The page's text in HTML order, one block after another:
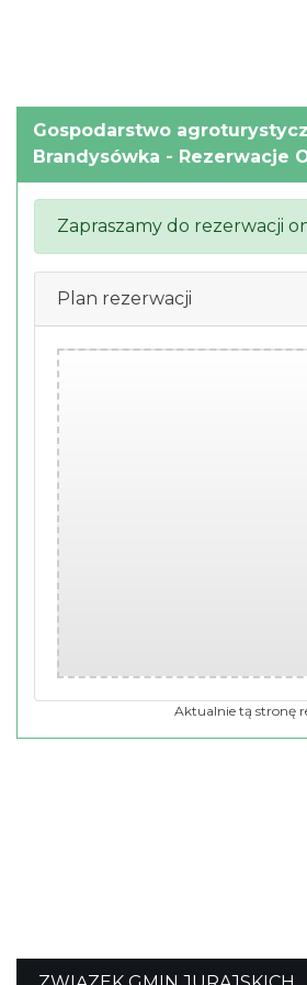
Gospodarstwo
Brandysówka - Rezerwacje
Zapraszamy do rezerwacji
Plan rezerwacji
Aktualnie tą stronę